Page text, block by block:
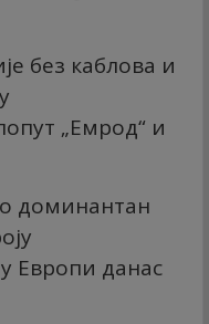
без каблова и
„Емрод“ и
доминантан
Европи данас